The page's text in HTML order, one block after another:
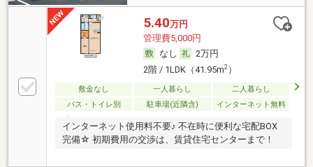
5.40万円
管理費5,000円
なし
2万円
2階 / 1LDK（41.95m2）
敷金なし 一人暮らし
二人暮らし
バス・トイレ別
駐車場(近隣含) インターネット無料
インターネット使用料不要♪ 不在時に便利な宅配BOX
完備☆ 初期費用の交渉は、賃貸住宅センターまで！